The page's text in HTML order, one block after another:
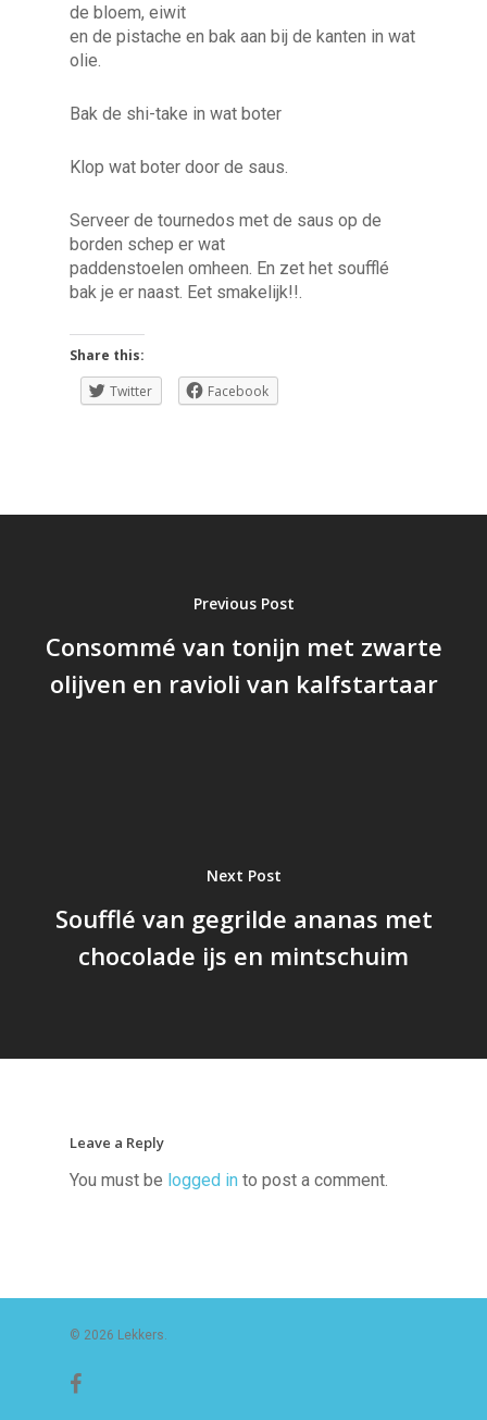
de bloem, eiwit
en de pistache en bak aan bij de kanten in wat
olie.
Bak de shi-take in wat boter
Klop wat boter door de saus.
Serveer de tournedos met de saus op de
borden schep er wat
paddenstoelen omheen. En zet het soufflé
bak je er naast. Eet smakelijk!!.
Share this:
Twitter
Facebook
Previous Post
Consommé van tonijn met zwarte
olijven en ravioli van kalfstartaar
Next Post
Soufflé van gegrilde ananas met
chocolade ijs en mintschuim
Leave a Reply
You must be logged in to post a comment.
© 2026 Lekkers.